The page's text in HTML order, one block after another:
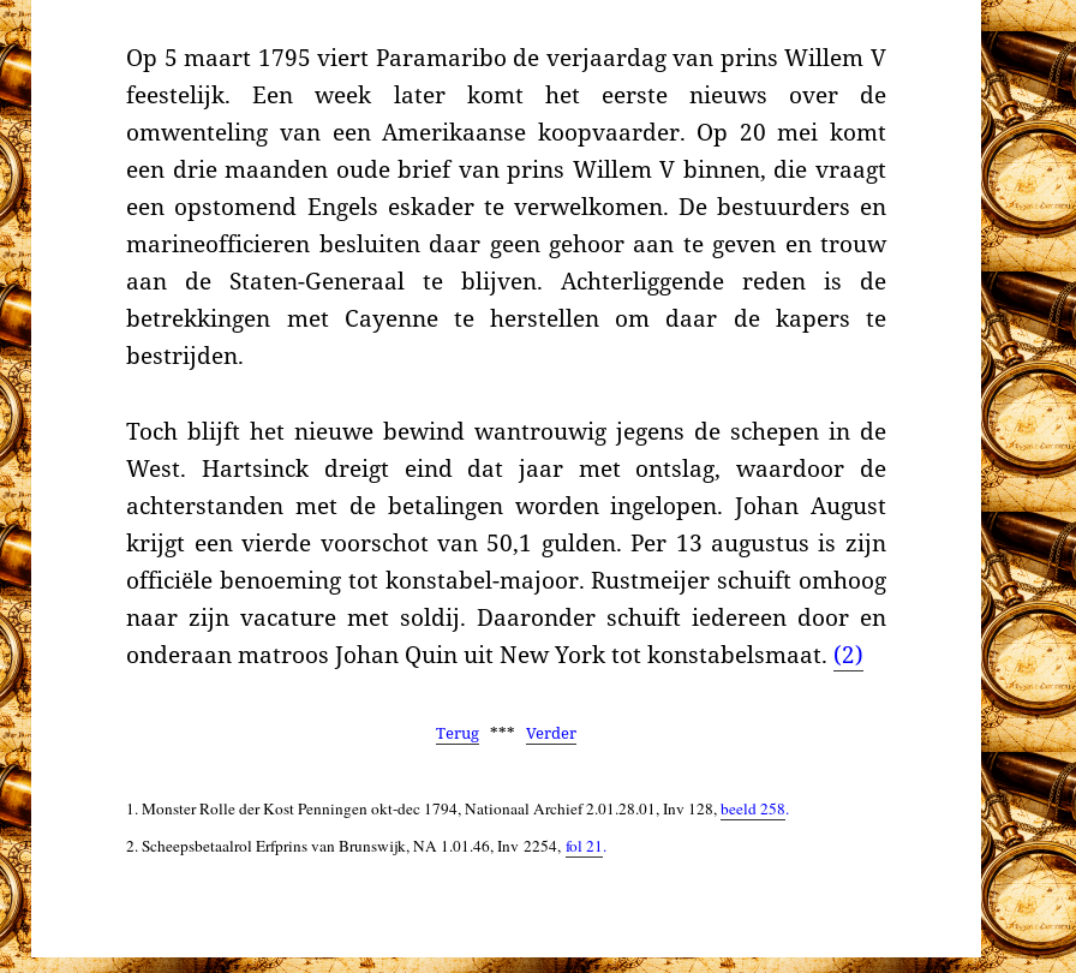
Op 5 maart 1795 viert Paramaribo de verjaardag van prins Willem V
feestelijk. Een week later komt het eerste nieuws over de
omwenteling van een Amerikaanse koopvaarder. Op 20 mei komt
een drie maanden oude brief van prins Willem V binnen, die vraagt
een opstomend Engels eskader te verwelkomen. De bestuurders en
marineofficieren besluiten daar geen gehoor aan te geven en trouw
aan de Staten-Generaal te blijven. Achterliggende reden is de
betrekkingen met Cayenne te herstellen om daar de kapers te
bestrijden.
Toch blijft het nieuwe bewind wantrouwig jegens de schepen in de
West. Hartsinck dreigt eind dat jaar met ontslag, waardoor de
achterstanden met de betalingen worden ingelopen. Johan August
krijgt een vierde voorschot van 50,1 gulden. Per 13 augustus is zijn
officiële benoeming tot konstabel-majoor. Rustmeijer schuift omhoog
naar zijn vacature met soldij. Daaronder schuift iedereen door en
onderaan matroos Johan Quin uit New York tot konstabelsmaat. (2)
Terug ***Verder
1.Monster Rolle der Kost Penningen okt-dec 1794,Nationaal Archief 2.01.28.01, Inv 128,beeld 258.
2. Scheepsbetaalrol Erfprins van Brunswijk, NA 1.01.46, Inv 2254, fol 21.